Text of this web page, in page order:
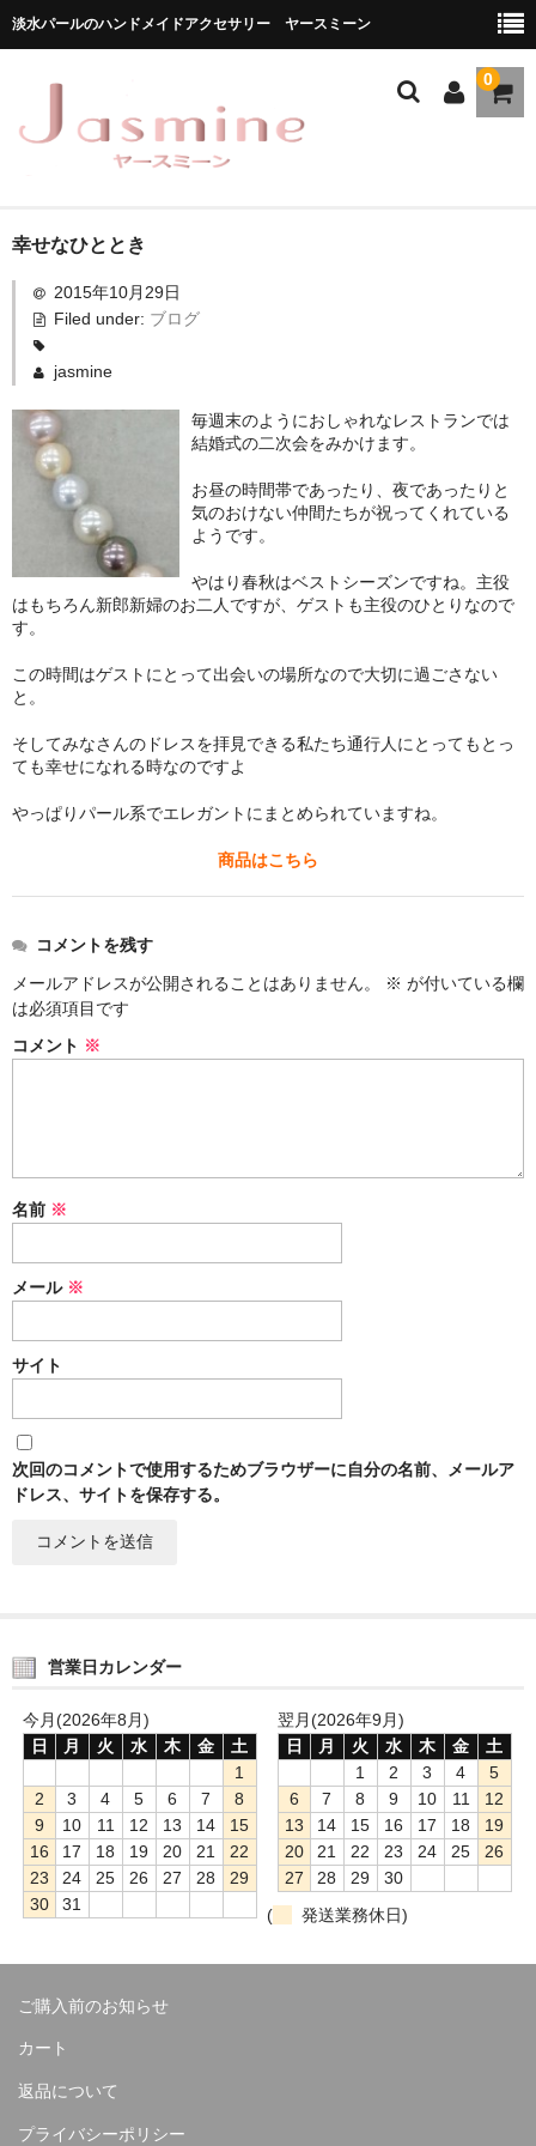
淡水パールのハンドメイドアクセサリー ヤースミーン
0
ホーム
商品一覧
★お勧め商品
メディア掲載
ブログ
お問い合わせ
幸せなひととき
2015年10月29日
Filed under: ブログ
jasmine
毎週末のようにおしゃれなレストランでは
結婚式の二次会をみかけます。
お昼の時間帯であったり、夜であったりと
気のおけない仲間たちが祝ってくれている
ようです。
やはり春秋はベストシーズンですね。主役
はもちろん新郎新婦のお二人ですが、ゲストも主役のひとりなので
す。
この時間はゲストにとって出会いの場所なので大切に過ごさない
と。
そしてみなさんのドレスを拝見できる私たち通行人にとってもとっ
ても幸せになれる時なのですよ
やっぱりパール系でエレガントにまとめられていますね。
商品はこちら
コメントを残す
メールアドレスが公開されることはありません。
※ が付いている欄
は必須項目です
コメント ※
名前 ※
メール ※
サイト
次回のコメントで使用するためブラウザーに自分の名前、メールア
ドレス、サイトを保存する。
営業日カレンダー
今月(2026年8月)
日
月 火 水 木 金
土
1
2
3 4 5 6 7
8
9
10 11 12 13 14
15
16
17 18 19 20 21
22
23
24 25 26 27 28
29
30
31
翌月(2026年9月)
日
月 火 水 木 金
土
1
2 3 4
5
6
7 8 9 10 11
12
13
14 15 16 17 18
19
20
21 22 23 24 25
26
27
28 29
30
(
発送業務休日)
ご購入前のお知らせ
カート
返品について
プライバシーポリシー